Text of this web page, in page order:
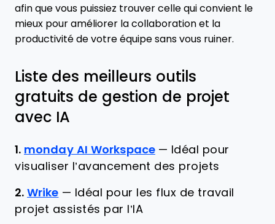
afin que vous puissiez trouver celle qui convient le
mieux pour améliorer la collaboration et la
productivité de votre équipe sans vous ruiner.
Liste des meilleurs outils
gratuits de gestion de projet
avec IA
1. monday AI Workspace — Idéal pour
visualiser l’avancement des projets
2. Wrike — Idéal pour les flux de travail
projet assistés par l’IA